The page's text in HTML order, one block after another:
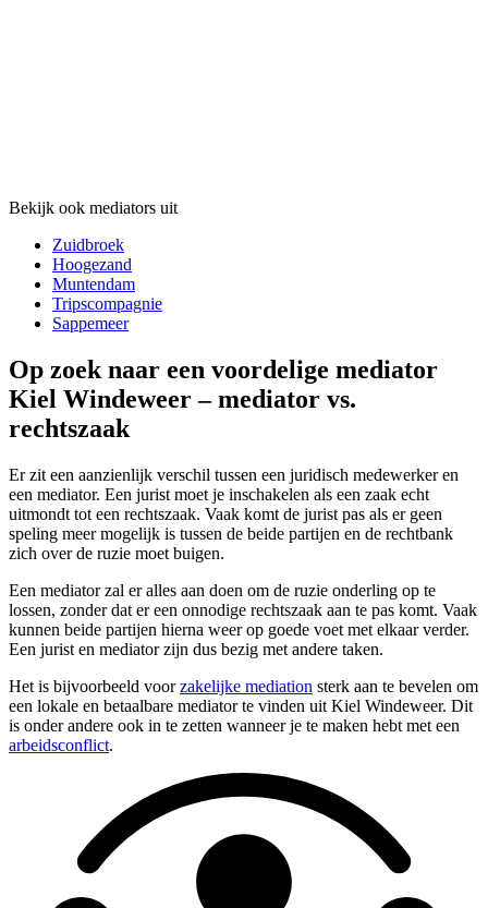
Bekijk ook mediators uit
Zuidbroek
Hoogezand
Muntendam
Tripscompagnie
Sappemeer
Op zoek naar een voordelige mediator
Kiel Windeweer – mediator vs.
rechtszaak
Er zit een aanzienlijk verschil tussen een juridisch medewerker en
een mediator. Een jurist moet je inschakelen als een zaak echt
uitmondt tot een rechtszaak. Vaak komt de jurist pas als er geen
speling meer mogelijk is tussen de beide partijen en de rechtbank
zich over de ruzie moet buigen.
Een mediator zal er alles aan doen om de ruzie onderling op te
lossen, zonder dat er een onnodige rechtszaak aan te pas komt. Vaak
kunnen beide partijen hierna weer op goede voet met elkaar verder.
Een jurist en mediator zijn dus bezig met andere taken.
Het is bijvoorbeeld voorzakelijke mediation sterk aan te bevelen om
een lokale en betaalbare mediator te vinden uit Kiel Windeweer. Dit
is onder andere ook in te zetten wanneer je te maken hebt met een
arbeidsconflict.